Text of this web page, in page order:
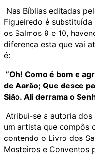
Nas Bíblias editadas
Figueiredo é
os Salmos 9 e 10,
diferença esta que vai
é:
”Oh! Como é bom e
de Aarão; Que desce
Sião. Ali derrama o
Atribui-se a autoria dos
um artista que compôs
contendo o Livro dos
Mosteiros e Conventos